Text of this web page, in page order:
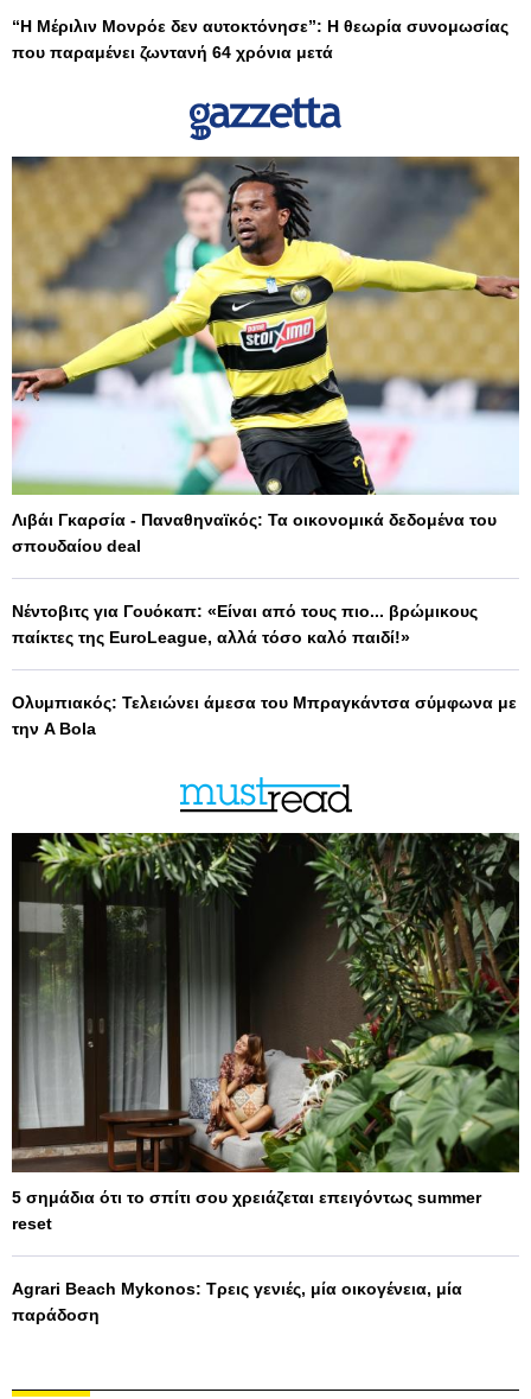
“Η Μέριλιν Μονρόε δεν αυτοκτόνησε”: Η θεωρία συνομωσίας
που παραμένει ζωντανή 64 χρόνια μετά
Λιβάι Γκαρσία - Παναθηναϊκός: Τα οικονομικά δεδομένα του
σπουδαίου deal
Νέντοβιτς για Γουόκαπ: «Είναι από τους πιο... βρώμικους
παίκτες της EuroLeague, αλλά τόσο καλό παιδί!»
Ολυμπιακός: Τελειώνει άμεσα του Μπραγκάντσα σύμφωνα με
την A Bola
5 σημάδια ότι το σπίτι σου χρειάζεται επειγόντως summer
reset
Agrari Beach Mykonos: Τρεις γενιές, μία οικογένεια, μία
παράδοση